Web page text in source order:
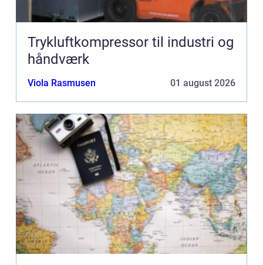
Trykluftkompressor til industri og
håndværk
Viola Rasmusen 01 august 2026